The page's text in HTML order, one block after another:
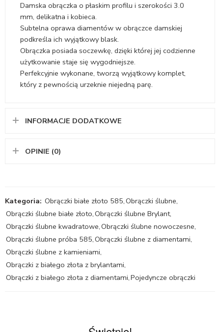
Damska obrączka o płaskim profilu i szerokości 3.0
mm, delikatna i kobieca.
Subtelna oprawa diamentów w obrączce damskiej
podkreśla ich wyjątkowy blask.
Obrączka posiada soczewkę, dzięki której jej codzienne
użytkowanie staje się wygodniejsze.
Perfekcyjnie wykonane, tworzą wyjątkowy komplet,
który z pewnością urzeknie niejedną parę.
INFORMACJE DODATKOWE
OPINIE (0)
Kategoria: Obrączki białe złoto 585,Obrączki ślubne,
Obrączki ślubne białe złoto,Obrączki ślubne Brylant,
Obrączki ślubne kwadratowe,Obrączki ślubne nowoczesne,
Obrączki ślubne próba 585,Obrączki ślubne z diamentami,
Obrączki ślubne z kamieniami,
Obrączki z białego złota z brylantami,
Obrączki z białego złota z diamentami,Pojedyncze obrączki